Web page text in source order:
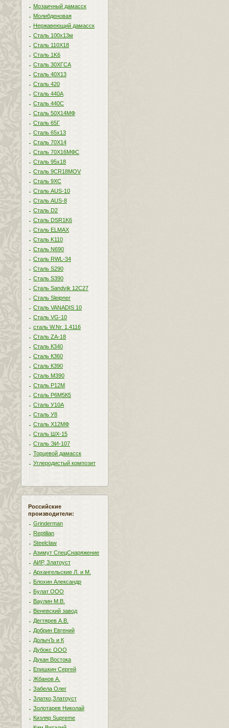
Мозаичный дамасск
Молибденовая
Нержавеющий дамасск
Сталь 100х13м
Сталь 110Х18
Сталь 1K6
Сталь 30ХГСА
Сталь 40Х13
Сталь 420
Сталь 440A
Сталь 440С
Сталь 50Х14МФ
Сталь 65Г
Сталь 65х13
Сталь 70Х14
Сталь 70Х16МФС
Сталь 95х18
Сталь 9CR18MOV
Сталь 9ХС
Сталь AUS-10
Сталь AUS-8
Сталь D2
Сталь DSR1K6
Сталь ELMAX
Сталь K110
Сталь N690
Сталь RWL-34
Сталь S290
Сталь S390
Сталь Sandvik 12C27
Сталь Sleipner
Сталь VANADIS 10
Сталь VG-10
сталь W.Nr. 1.4116
Сталь ZA-18
Сталь К340
Сталь К360
Сталь К390
Сталь М390
Сталь Р12М
Сталь Р6М5К5
Сталь У10А
Сталь У8
Сталь Х12МФ
Сталь ШХ-15
Сталь ЭИ-107
Торцевой дамасск
Углеродистый композит
Российские
производители:
Grinderman
Reptilian
Steelclaw
Азимут СпецСнаряжение
АИР, Златоуст
Архангельские Л. и М.
Блохин Александр
Булат ООО
Ваулин М.В.
Веневский завод
Дегтярев А.В.
Добрин Евгений
ДолычЪ и К
Дубокс ООО
Дукан Востока
Епишкин Сергей
Жбанов А.
Забела Олег
Златко,Златоуст
Золотарев Николай
Кизляр Supreme